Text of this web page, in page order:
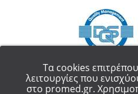
Τα cookies
λειτουργίες που
στο promed.gr.